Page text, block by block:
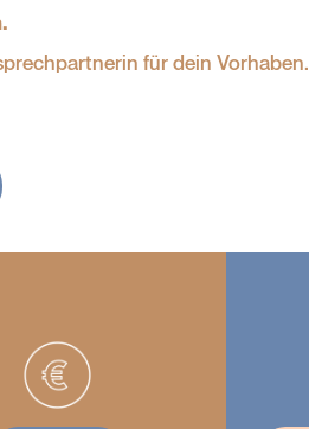
für dein Vorhaben.